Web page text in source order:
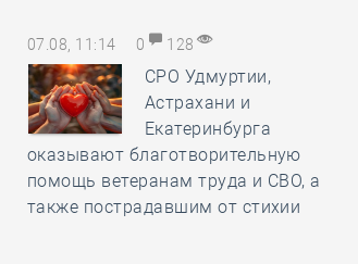
07.08, 11:14 0 128
СРО Удмуртии,
Астрахани и
Екатеринбурга
оказывают благотворительную
помощь ветеранам труда и СВО, а
также пострадавшим от стихии